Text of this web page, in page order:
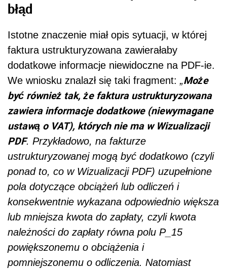
błąd
Istotne znaczenie miał opis sytuacji, w której
faktura ustrukturyzowana zawierałaby
dodatkowe informacje niewidoczne na PDF-ie.
We wniosku znalazł się taki fragment: „Może
być również tak, że faktura ustrukturyzowana
zawiera informacje dodatkowe (niewymagane
ustawą o VAT), których nie ma w Wizualizacji
PDF. Przykładowo, na fakturze
ustrukturyzowanej mogą być dodatkowo (czyli
ponad to, co w Wizualizacji PDF) uzupełnione
pola dotyczące obciążeń lub odliczeń i
konsekwentnie wykazana odpowiednio większa
lub mniejsza kwota do zapłaty, czyli kwota
należności do zapłaty równa polu P_15
powiększonemu o obciążenia i
pomniejszonemu o odliczenia. Natomiast